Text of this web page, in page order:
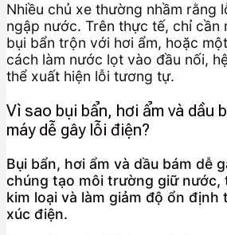
Nhiều chủ xe thường nhầm rằng
ngập nước. Trên thực tế, chỉ cần
bụi bẩn trộn với hơi ẩm, hoặc
cách làm nước lọt vào đầu nối,
thể xuất hiện lỗi tương tự.
Vì sao bụi bẩn, hơi ẩm và dầu
máy dễ gây lỗi điện?
Bụi bẩn, hơi ẩm và dầu bám dễ
chúng tạo môi trường giữ nước,
kim loại và làm giảm độ ổn định
xúc điện.